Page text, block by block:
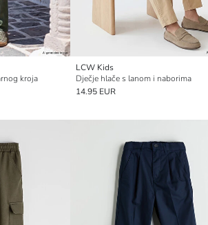
kroja
LCW Kids
Dječje hlače s lanom i naborima
14.95 EUR